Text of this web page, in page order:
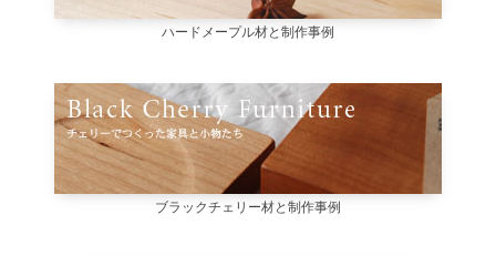
ハードメープル材と制作事例
ブラックチェリー材と制作事例